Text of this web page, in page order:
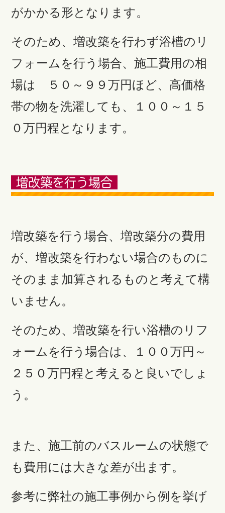
がかかる形となります。
そのため、増改築を行わず浴槽のリ
フォームを行う場合、施工費用の相
場は ５０～９９万円ほど、高価格
帯の物を洗濯しても、１００～１５
０万円程となります。
増改築を行う場合
増改築を行う場合、増改築分の費用
が、増改築を行わない場合のものに
そのまま加算されるものと考えて構
いません。
そのため、増改築を行い浴槽のリフ
ォームを行う場合は、１００万円～
２５０万円程と考えると良いでしょ
う。
また、施工前のバスルームの状態で
も費用には大きな差が出ます。
参考に弊社の施工事例から例を挙げ